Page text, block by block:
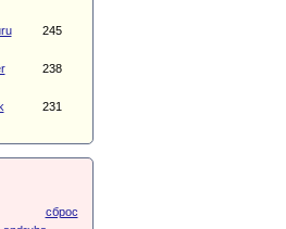
245
238
231
сброс